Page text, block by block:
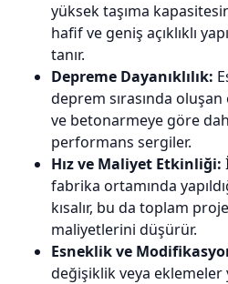
yüksek taşıma
hafif ve geniş açıklıklı
tanır.
Depreme Dayanıklılık:
deprem sırasında
ve betonarmeye göre
performans sergiler.
Hız ve Maliyet Etkinliği:
fabrika ortamında
kısalır, bu da toplam
maliyetlerini düşürür.
Esneklik ve
değişiklik veya eklemeler